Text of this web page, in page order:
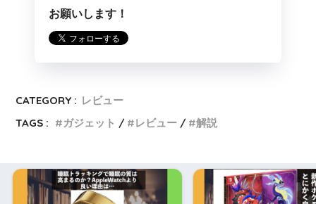
お願いします！
CATEGORY : レビュー
TAGS :
ガジェット レビュー 解説